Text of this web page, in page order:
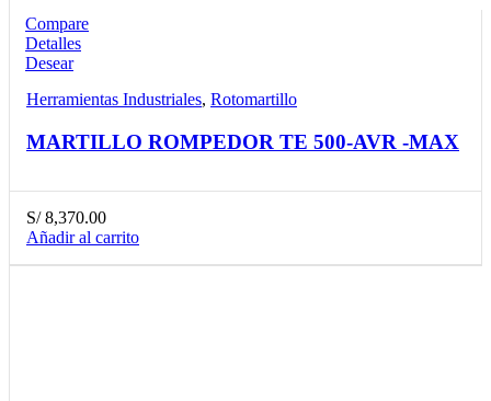
Compare
Detalles
Desear
Herramientas Industriales, Rotomartillo
MARTILLO ROMPEDOR TE 500-AVR -MAX
S/8,370.00
Añadir al carrito